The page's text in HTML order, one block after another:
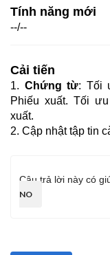
Tính năng mới
--/--
Cải tiến
1. Chứng từ: Tối
Phiếu xuất. Tối
xuất.
2. Cập nhật tập tin
Câu trả lời này có
NO